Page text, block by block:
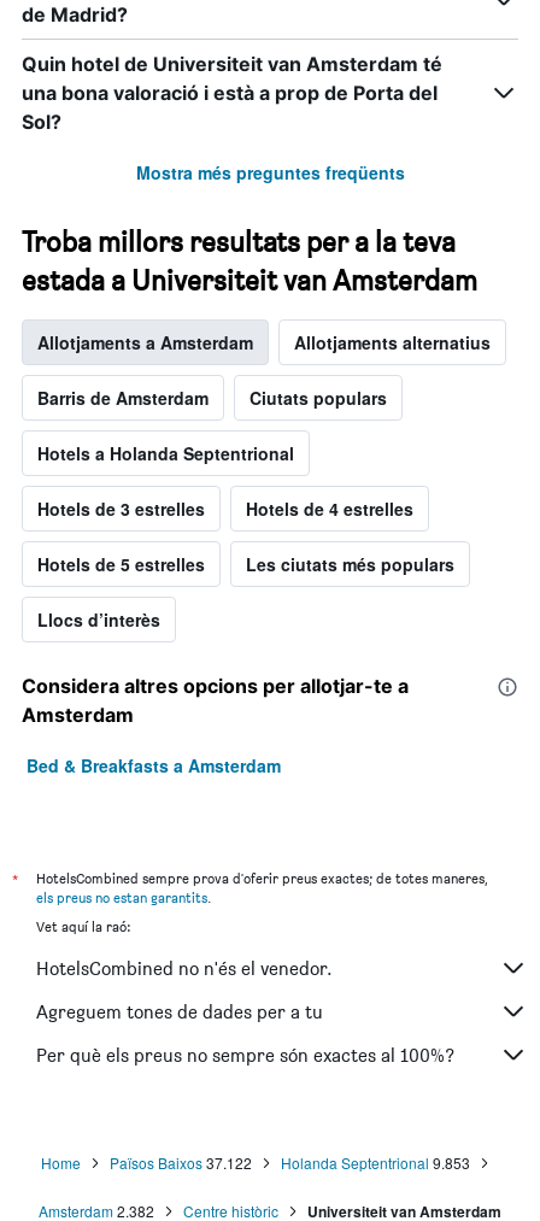
de Madrid?
Quin hotel de Universiteit van Amsterdam té
una bona valoració i està a prop de Porta del
Sol?
Mostra més preguntes freqüents
Troba millors resultats per a la teva
estada a Universiteit van Amsterdam
Allotjaments a Amsterdam Allotjaments alternatius
Barris de Amsterdam Ciutats populars
Hotels a Holanda Septentrional
Hotels de 3 estrelles Hotels de 4 estrelles
Hotels de 5 estrelles Les ciutats més populars
Llocs d’interès
Considera altres opcions per allotjar-te a
Amsterdam
Bed & Breakfasts a Amsterdam
*
HotelsCombined sempre prova d'oferir preus exactes; de totes maneres,
els preus no estan garantits.
Vet aquí la raó:
HotelsCombined no n'és el venedor.
Agreguem tones de dades per a tu
Per què els preus no sempre són exactes al 100%?
Home Països Baixos37.122 Holanda Septentrional 9.853
Amsterdam2.382 Centre històric Universiteit van Amsterdam